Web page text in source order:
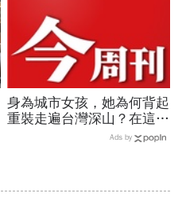
身為城市女孩，她為何背起
重裝走遍台灣深山？在這座
世界少見的高山島嶼，她找
Ads by